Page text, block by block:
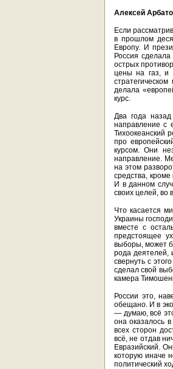
Алексей
Если
в прошлом
Европу. И
Россия
острых
цены на газ, и
делала
курс.
Два года
направление с
Тихоокеанский
про
курсом. Они
направление.
на этом
средства,
И в данном
своих целей, во
Что касается
Украины
вместе с
предстоящее
выборы, может
рода деятелей,
свернуть с
сделал свой
камера
России это,
обещано. И в
— думаю, всё
она оказалось
всех сторон
всё, не отдав
Евразийский.
которую иначе
политический